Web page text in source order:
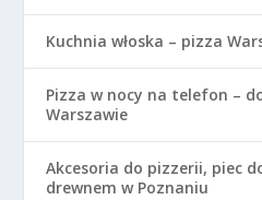
Kuchnia włoska – pizza
Pizza w nocy na telefon –
Warszawie
Akcesoria do pizzerii, piec
drewnem w Poznaniu